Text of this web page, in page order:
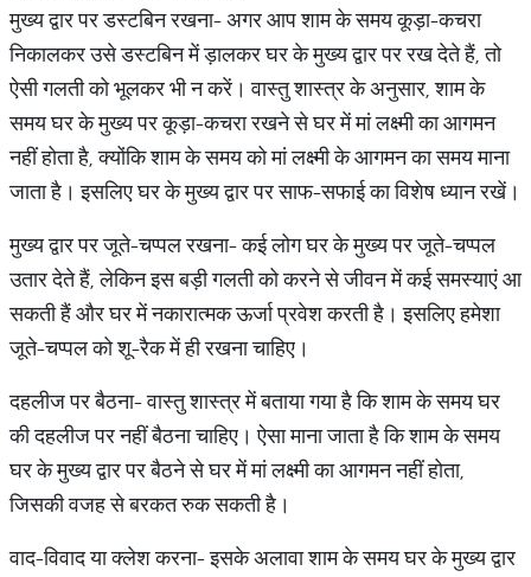
मुख्य द्वार पर डस्टबिन रखना- अगर आप शाम के समय कूड़ा-कचरा
निकालकर उसे डस्टबिन में ड़ालकर घर के मुख्य द्वार पर रख देते हैं, तो
ऐसी गलती को भूलकर भी न करें। वास्तु शास्त्र के अनुसार, शाम के
समय घर के मुख्य पर कूड़ा-कचरा रखने से घर में मां लक्ष्मी का आगमन
नहीं होता है, क्योंकि शाम के समय को मां लक्ष्मी के आगमन का समय माना
जाता है। इसलिए घर के मुख्य द्वार पर साफ-सफाई का विशेष ध्यान रखें।
मुख्य द्वार पर जूते-चप्पल रखना- कई लोग घर के मुख्य पर जूते-चप्पल
उतार देते हैं, लेकिन इस बड़ी गलती को करने से जीवन में कई समस्याएं आ
सकती हैं और घर में नकारात्मक ऊर्जा प्रवेश करती है। इसलिए हमेशा
जूते-चप्पल को शू-रैक में ही रखना चाहिए।
दहलीज पर बैठना- वास्तु शास्त्र में बताया गया है कि शाम के समय घर
की दहलीज पर नहीं बैठना चाहिए। ऐसा माना जाता है कि शाम के समय
घर के मुख्य द्वार पर बैठने से घर में मां लक्ष्मी का आगमन नहीं होता,
जिसकी वजह से बरकत रुक सकती है।
वाद-विवाद या क्लेश करना- इसके अलावा शाम के समय घर के मुख्य द्वार